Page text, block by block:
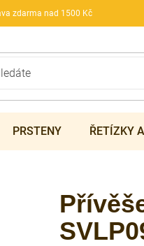
zdarma nad 1500 Kč
PRSTENY ŘETÍZKY